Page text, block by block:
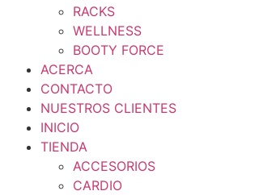
RACKS
WELLNESS
BOOTY FORCE
ACERCA
CONTACTO
NUESTROS CLIENTES
INICIO
TIENDA
ACCESORIOS
CARDIO